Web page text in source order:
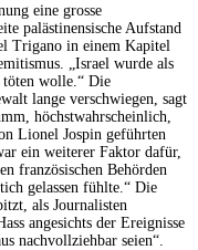
eine grosse
palästinensische Aufstand
Trigano in einem Kapitel
„Israel wurde als
töten wolle.“ Die
lange verschwiegen, sagt
höchstwahrscheinlich,
Lionel Jospin geführten
ein weiterer Faktor dafür,
französischen Behörden
gelassen fühlte.“ Die
als Journalisten
angesichts der Ereignisse
nachvollziehbar seien“.